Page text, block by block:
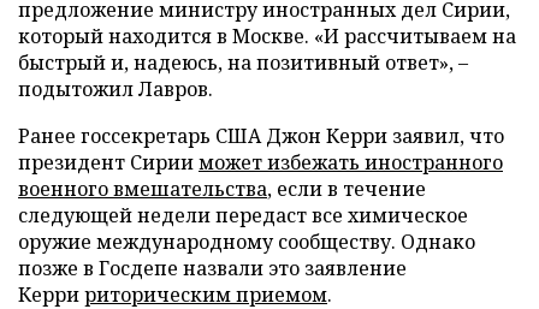
предложение министру иностранных дел Сирии,
который находится в Москве. «И рассчитываем на
быстрый и, надеюсь, на позитивный ответ», –
подытожил Лавров.
Ранее госсекретарь США Джон Керри заявил, что
президент Сирииможет избежать иностранного
военного вмешательства, если в течение
следующей недели передаст все химическое
оружие международному сообществу. Однако
позже в Госдепе назвали это заявление
Керририторическим приемом.